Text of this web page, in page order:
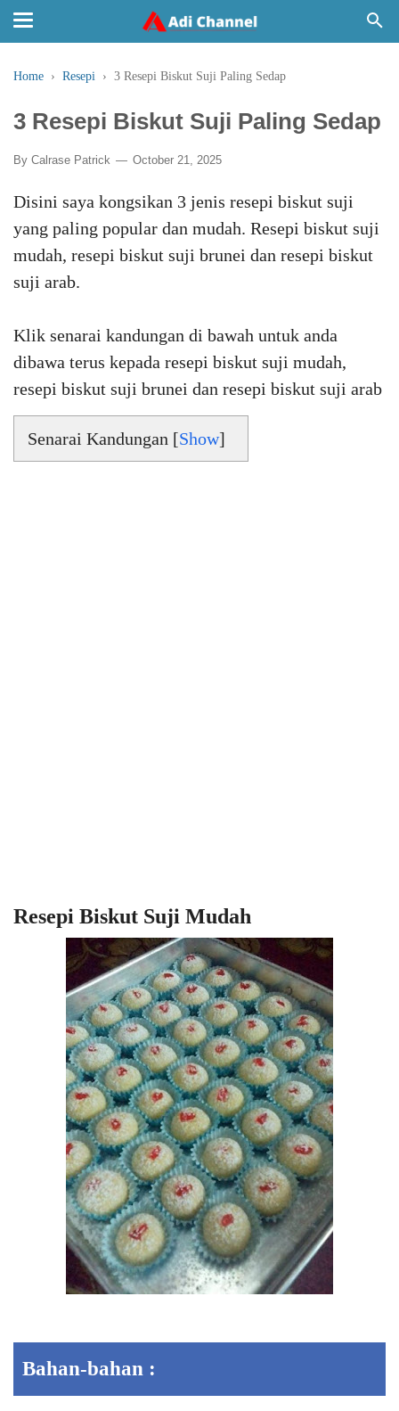
Home › Resepi › 3 Resepi Biskut Suji Paling Sedap
3 Resepi Biskut Suji Paling Sedap
By Calrase Patrick October 21, 2025
Disini saya kongsikan 3 jenis resepi biskut suji
yang paling popular dan mudah. Resepi biskut suji
mudah, resepi biskut suji brunei dan resepi biskut
suji arab.
Klik senarai kandungan di bawah untuk anda
dibawa terus kepada resepi biskut suji mudah,
resepi biskut suji brunei dan resepi biskut suji arab
Senarai Kandungan [Show]
Resepi Biskut Suji Mudah
Bahan-bahan :